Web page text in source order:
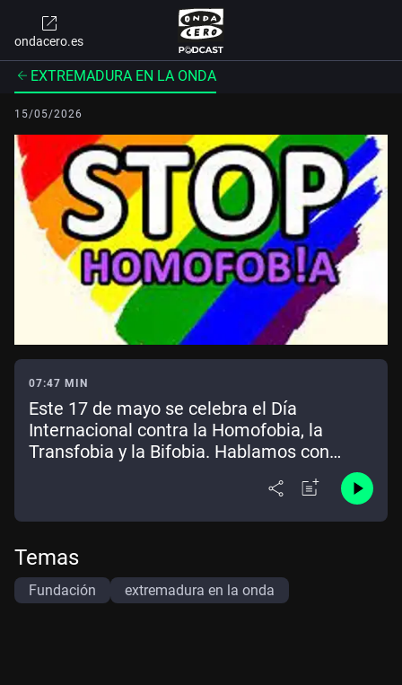
ondacero.es
EXTREMADURA EN LA ONDA
15/05/2026
07:47 MIN
Este 17 de mayo se celebra el Día
Internacional contra la Homofobia, la
Transfobia y la Bifobia. Hablamos con
Temas
Fundación extremadura en la onda